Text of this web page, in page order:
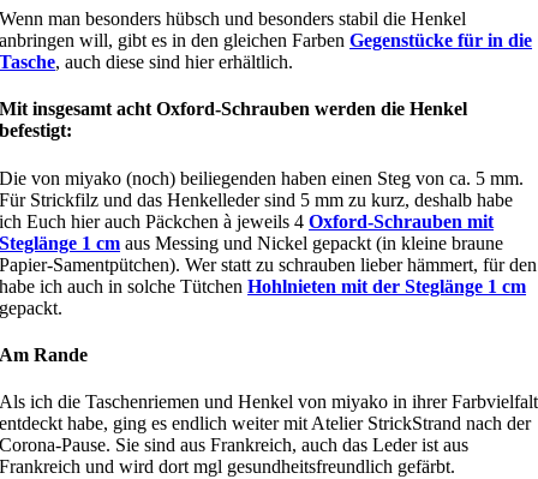
Wenn man besonders hübsch und besonders stabil die Henkel
anbringen will, gibt es in den gleichen FarbenGegenstücke für in die
Tasche, auch diese sind hier erhältlich.
Mit insgesamt acht Oxford-Schrauben werden die Henkel
befestigt:
Die von miyako (noch) beiliegenden haben einen Steg von ca. 5 mm.
Für Strickfilz und das Henkelleder sind 5 mm zu kurz, deshalb habe
ich Euch hier auch Päckchen à jeweils 4Oxford-Schrauben mit
Steglänge 1 cm aus Messing und Nickel gepackt (in kleine braune
Papier-Samentpütchen). Wer statt zu schrauben lieber hämmert, für den
habe ich auch in solche TütchenHohlnieten mit der Steglänge 1 cm
gepackt.
Am Rande
Als ich die Taschenriemen und Henkel von miyako in ihrer Farbvielfalt
entdeckt habe, ging es endlich weiter mit Atelier StrickStrand nach der
Corona-Pause. Sie sind aus Frankreich, auch das Leder ist aus
Frankreich und wird dort mgl gesundheitsfreundlich gefärbt.